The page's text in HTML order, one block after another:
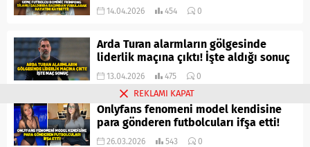
14.04.2026 454 0
Arda Turan alarmların gölgesinde
liderlik maçına çıktı! İşte aldığı sonuç
13.04.2026 475 0
Onlyfans fenomeni model kendisine
para gönderen futbolcuları ifşa etti!
26.03.2026 543 0
REKLAMI KAPAT